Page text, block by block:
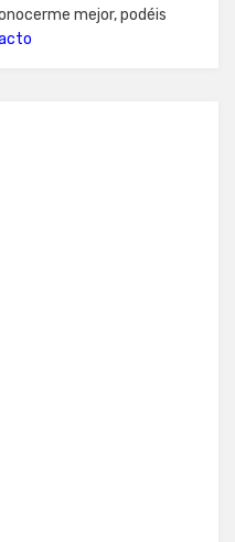
mejor, podéis